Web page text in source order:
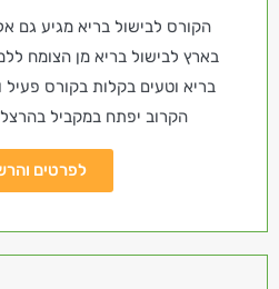
הקורס לבישול בריא מגיע גם
בארץ לבישול בריא מן הצומח
בריא וטעים בקלות בקורס פעיל
הקרוב יפתח במקביל
לפרטים